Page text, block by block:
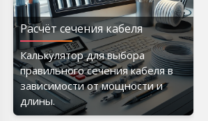
Расчёт сечения кабеля
Калькулятор для выбора
правильного сечения кабеля в
зависимости от мощности и
длины.